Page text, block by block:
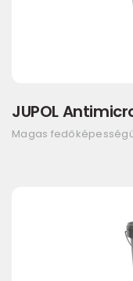
JUPOL
Magas